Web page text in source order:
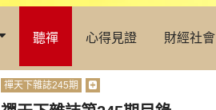
聽禪 心得見證 財經社會
禪天下雜誌245期